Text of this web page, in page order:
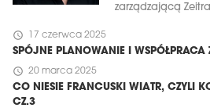
zarządzającą
schedule 17 czerwca 2025
SPÓJNE PLANOWANIE I WSPÓŁPRACA
schedule 20 marca 2025
CO NIESIE FRANCUSKI WIATR, CZYLI
CZ.3